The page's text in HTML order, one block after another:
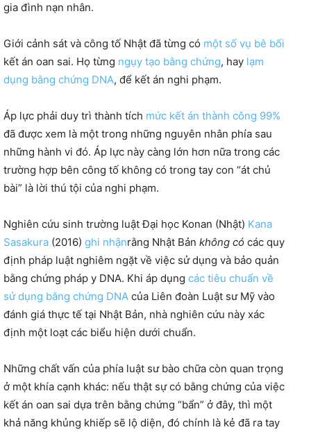
gia đình nạn nhân.
Giới cảnh sát và công tố Nhật đã từng có một số vụ bê bối
kết án oan sai. Họ từng ngụy tạo bằng chứng, hay lạm
dụng bằng chứng DNA, để kết án nghi phạm.
Áp lực phải duy trì thành tích mức kết án thành công 99%
đã được xem là một trong những nguyên nhân phía sau
những hành vi đó. Áp lực này càng lớn hơn nữa trong các
trường hợp bên công tố không có trong tay con “át chủ
bài” là lời thú tội của nghi phạm.
Nghiên cứu sinh trường luật Đại học Konan (Nhật) Kana
Sasakura (2016) ghi nhậnrằng Nhật Bản không có các quy
định pháp luật nghiêm ngặt về việc sử dụng và bảo quản
bằng chứng pháp y DNA. Khi áp dụng các tiêu chuẩn về
sử dụng bằng chứng DNA của Liên đoàn Luật sư Mỹ vào
đánh giá thực tế tại Nhật Bản, nhà nghiên cứu này xác
định một loạt các biểu hiện dưới chuẩn.
Những chất vấn của phía luật sư bào chữa còn quan trọng
ở một khía cạnh khác: nếu thật sự có bằng chứng của việc
kết án oan sai dựa trên bằng chứng “bẩn” ở đây, thì một
khả năng khủng khiếp sẽ lộ diện, đó chính là kẻ đã ra tay